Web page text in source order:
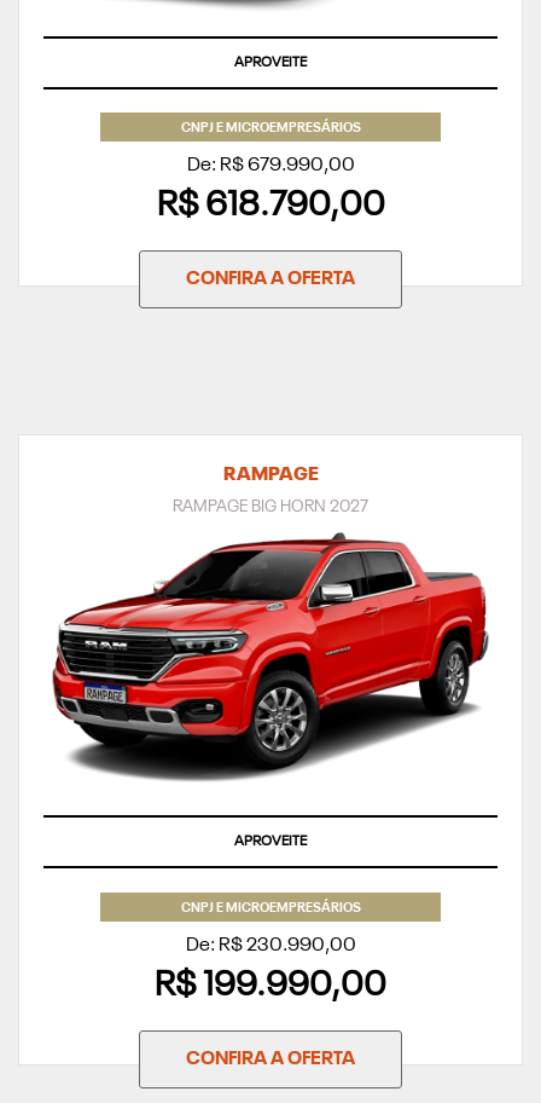
APROVEITE
CNPJ E MICROEMPRESÁRIOS
De: R$ 679.990,00
R$ 618.790,00
CONFIRA A OFERTA
RAMPAGE
RAMPAGE BIG HORN 2027
APROVEITE
CNPJ E MICROEMPRESÁRIOS
De: R$ 230.990,00
R$ 199.990,00
CONFIRA A OFERTA